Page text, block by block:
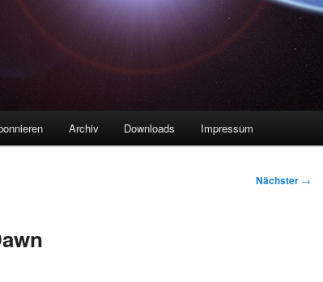
Archiv Downloads Impressum
Nächster →